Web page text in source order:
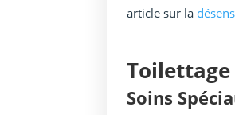
article sur la
Soins